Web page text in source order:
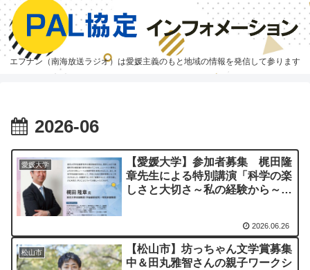
エフナン（南海放送ラジオ）は愛媛主義のもと地域の情報を発信して参ります
2026-06
愛媛大学
【愛媛大学】参加者募集 梶田隆
章先生による特別講演「科学の楽
しさと大切さ～私の経験から～」
2026.06.26
松山市
【松山市】坊っちゃん文学賞募集
中＆田丸雅智さんの親子ワークシ